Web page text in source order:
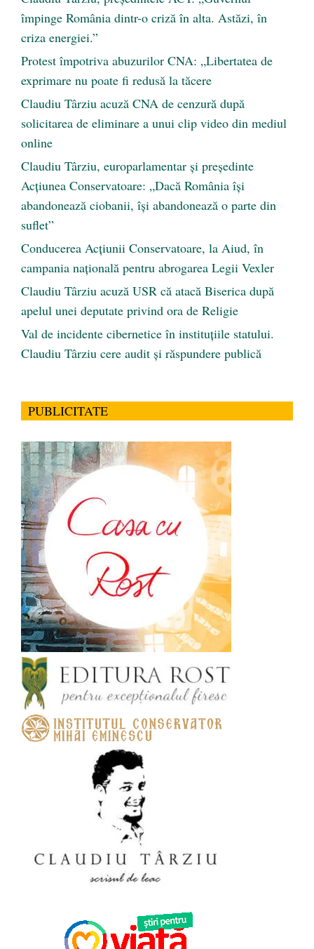
împinge România dintr-o criză în alta. Astăzi, în
criza energiei.”
Protest împotriva abuzurilor CNA: „Libertatea de
exprimare nu poate fi redusă la tăcere
Claudiu Târziu acuză CNA de cenzură după
solicitarea de eliminare a unui clip video din mediul
online
Claudiu Târziu, europarlamentar și președinte
Acțiunea Conservatoare: „Dacă România își
abandonează ciobanii, își abandonează o parte din
suflet”
Conducerea Acțiunii Conservatoare, la Aiud, în
campania națională pentru abrogarea Legii Vexler
Claudiu Târziu acuză USR că atacă Biserica după
apelul unei deputate privind ora de Religie
Val de incidente cibernetice în instituțiile statului.
Claudiu Târziu cere audit și răspundere publică
PUBLICITATE